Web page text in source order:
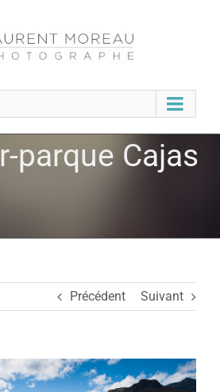
parque Cajas
Précédent Suivant